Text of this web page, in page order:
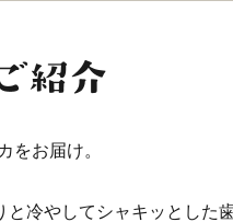
をお届け。
と冷やしてシャキッとした